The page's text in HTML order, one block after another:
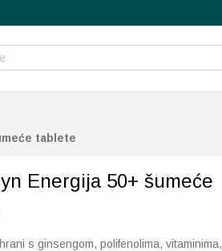
tablete
Energija 50+ šumeće
s ginsengom, polifenolima, vitaminima,